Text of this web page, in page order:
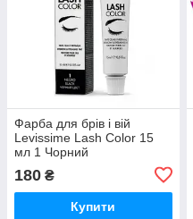
Фарба для брів і вій
Levissime Lash Color 15
мл 1 Чорний
180 ₴
Купити